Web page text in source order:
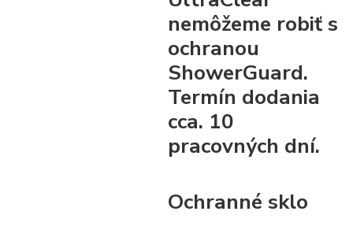
nemôžeme robiť s
ochranou
ShowerGuard.
Termín dodania
cca. 10
pracovných dní.
Ochranné sklo